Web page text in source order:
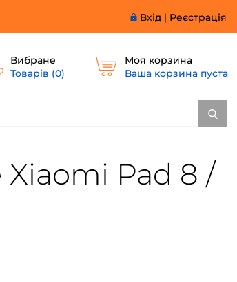
Вхід | Реєстрація
Вибране
Товарів (0)
Моя корзина
Ваша корзина пуста
Pad 8 /